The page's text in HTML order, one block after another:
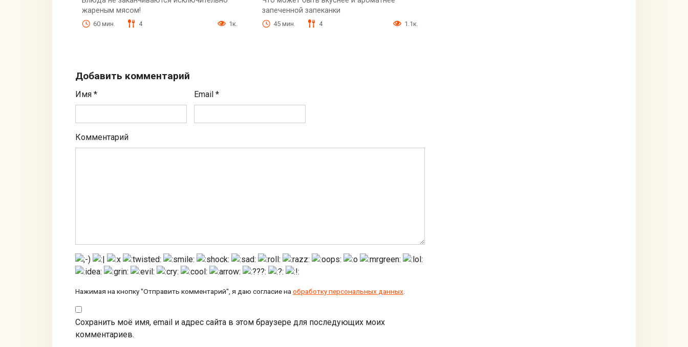
жареным мясом!
60 мин. 4 1к.
запеченной запеканки
45 мин. 4 1.1к.
Добавить комментарий
Имя * Email*
Комментарий
Нажимая на кнопку "Отправить комментарий", я даю согласие наобработку персональных данных.
Сохранить моё имя, email и адрес сайта в этом браузере для последующих моих
комментариев.